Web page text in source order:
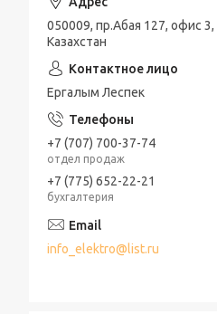
050009, пр.Абая 127, офис
Казахстан
Ергалым Леспек
+7 (707) 700-37-74
отдел продаж
+7 (775) 652-22-21
бухгалтерия
info_elektro@list.ru